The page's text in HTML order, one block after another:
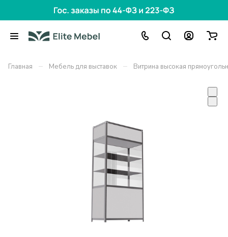
Главная – Мебель для выставок – Витрина высокая